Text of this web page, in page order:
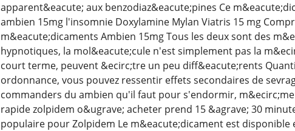
apparent&eacute; aux benzodiaz&eacute;pines Ce
ambien 15mg l'insomnie Doxylamine Mylan Viatris 15 mg
m&eacute;dicaments Ambien 15mg Tous les deux sont des
hypnotiques, la mol&eacute;cule n'est simplement pas la
court terme, peuvent &ecirc;tre un peu diff&eacute;rents
ordonnance, vous pouvez ressentir effets secondaires de
commanders du ambien qu'il faut pour s'endormir,
rapide zolpidem o&ugrave; acheter prend 15 &agrave; 30
populaire pour Zolpidem Le m&eacute;dicament est disponible